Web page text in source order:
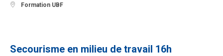
 Formation UBF
Secourisme en milieu de travail 16h